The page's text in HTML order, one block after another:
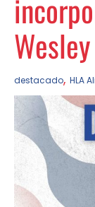
destacado, HLA